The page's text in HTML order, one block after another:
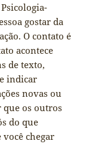
gostar da
O contato é
acontece
de texto,
indicar
novas ou
que os outros
do que
chegar